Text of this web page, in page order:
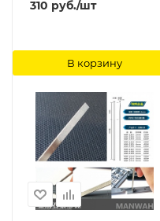
310 руб./шт
В корзину